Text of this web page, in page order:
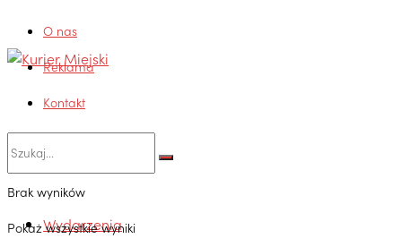
O nas
Reklama
Kontakt
Brak wyników
Pokaż wszystkie wyniki
Wydarzenia